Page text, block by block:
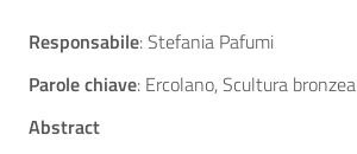
Responsabile: Stefania Pafumi
Parole chiave: Ercolano, Scultura bronzea
Abstract